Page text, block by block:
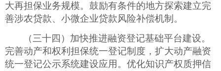
大再担保业务规模。鼓励有条件的地方探索建立完
善涉农贷款、小微企业贷款风险补偿机制。
（三十四）加快推进融资登记基础平台建设。
完善动产和权利担保统一登记制度，扩大动产融资
统一登记公示系统建设应用。优化知识产权质押信